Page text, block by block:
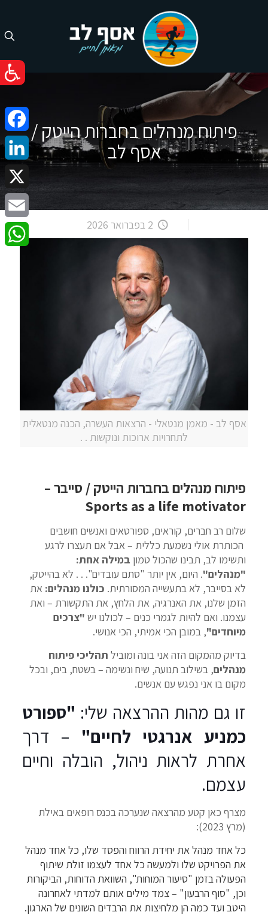
פיתוח מנהלים בחברות הייטק /
אסף לב
2 בפברואר 2026
אסף לב - מאמן מנטאלי - הרצאות העשרה, הכנה מנטאלית
לתחרויות ארוכות ונוקשות . .
פיתוח מנהלים בחברות הייטק / סייבר –
Sports as a life motivator
שלום רב חברים, קוראים, ספורטאים ואנשים חושבים
הכותרת אולי נשמעת כללית – אבל אם תעצרו לרגע
ותשימו לב, תבינו שהכול טמון במילה אחת:
"מנהלים". היום, אין יותר "סתם עובדים". . . לא בהייטק,
לא בסייבר, לא בתעשייה המסורתית. כולנו מנהלים: את
הזמן שלנו, את האנרגיה, את הלחץ, את התקשורת – ואת
עצמנו. ואם להיות לגמרי כנים – לכולנו יש "צרכים
מיוחדים", במובן הכי אמיתי, הכי אנושי.
בדיוק מהמקום הזה אני בונה ומוביל תהליכי פיתוח
מנהלים, בשילוב תנועה, שיח ונשימה – בשטח, בים, ובכל
מקום בו אני נפגש עם אנשים.
זו גם מהות ההרצאה שלי: "ספורט
כמניע אנרגטי לחיים" – דרך
אחרת לראות ניהול, הובלה וחיים
עצמם.
מצרף כאן קטע מהרצאה שנערכה בכנס רופאים באילת
(מרץ 2023):
כל אחד מנהל את יחידת הרווח והפסד שלו, כל אחד מנהל
את הפרויקט שלו ולמעשה כל אחד לעצמו זולת שיתוף
הפעולה בזמן "סיעור המוחות", השוואת הדוחות, הביקורות
וכן, "סוף הרבעון" – צמד מילים אותם למדתי לאחרונה
היטב ועד כמה הן מלחיצות את הרבדים השונים של הארגון.
X
Email